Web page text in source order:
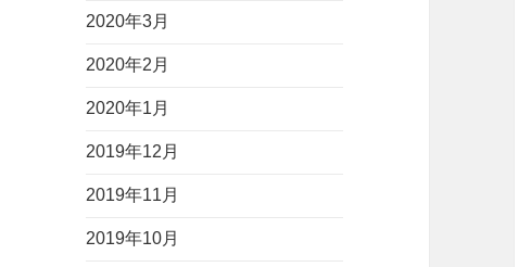
2020年3月
2020年2月
2020年1月
2019年12月
2019年11月
2019年10月